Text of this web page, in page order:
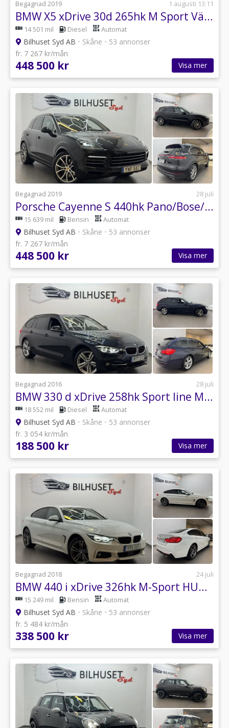
Begagnad 2019 1 augusti 13:11
BMW X5 xDrive 30d 265hk M Sport Värmare/NightV/HUD/HiFi/360kamera/Navi/
14 501 mil Diesel Automat
Bilhuset Syd AB • Skåne • 53 annonser
fr. 7 267 kr/mån
448 500 kr Visa mer
Begagnad 2019 28 juli
Porsche Cayenne S 440hk Pano/Bose/PASM/21Tum/Krok/Navi/Bkamera
15 639 mil Bensin Automat
Bilhuset Syd AB • Skåne • 53 annonser
fr. 7 267 kr/mån
448 500 kr Visa mer
Begagnad 2016 28 juli
BMW 330 d xDrive 258hk Sport line M-ratt/M-fälgar/Krok/Nyservad
18 552 mil Diesel Automat
Bilhuset Syd AB • Skåne • 53 annonser
fr. 3 054 kr/mån
188 500 kr Visa mer
Begagnad 2018 24 juli
BMW 440 i xDrive 326hk M-Sport HUD/Krok/HK/AdptFart/360K
15 249 mil Bensin Automat
Bilhuset Syd AB • Skåne • 53 annonser
fr. 5 484 kr/mån
338 500 kr Visa mer